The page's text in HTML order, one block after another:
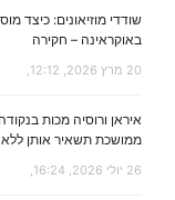
שודדי מוזיאונים: כיצד
באוקראינה – חקירה
20 מרץ 2026, 12:12,
איראן ורוסיה מכות
ממושכת תשאיר אותן ללא
26 יולי 2026, 16:24,